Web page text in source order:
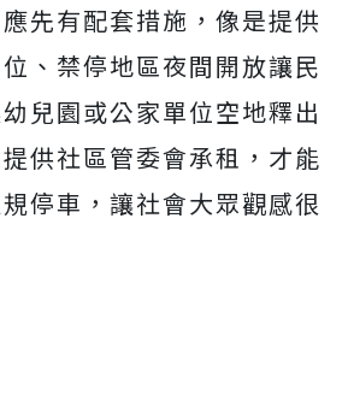
先有配套措施，像是提供
、禁停地區夜間開放讓民
兒園或公家單位空地釋出
供社區管委會承租，才能
停車，讓社會大眾觀感很